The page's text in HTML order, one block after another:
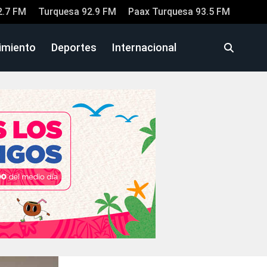
FM Turquesa 92.9 FM Paax Turquesa 93.5 FM
Deportes Internacional